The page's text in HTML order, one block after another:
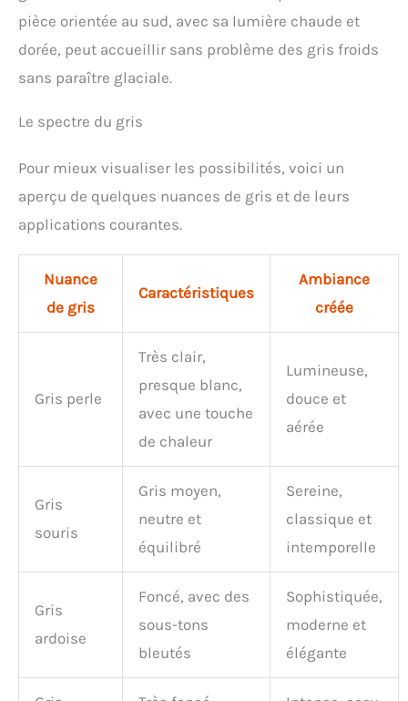
pièce orientée au sud, avec sa lumière chaude et
dorée, peut accueillir sans problème des gris froids
sans paraître glaciale.
Le spectre du gris
Pour mieux visualiser les possibilités, voici un
aperçu de quelques nuances de gris et de leurs
applications courantes.
Nuance
de gris
Caractéristiques
Ambiance
créée
Gris perle
Très clair,
presque blanc,
avec une touche
de chaleur
Lumineuse,
douce et
aérée
Gris
souris
Gris moyen,
neutre et
équilibré
Sereine,
classique et
intemporelle
Gris
ardoise
Foncé, avec des
sous-tons
bleutés
Sophistiquée,
moderne et
élégante